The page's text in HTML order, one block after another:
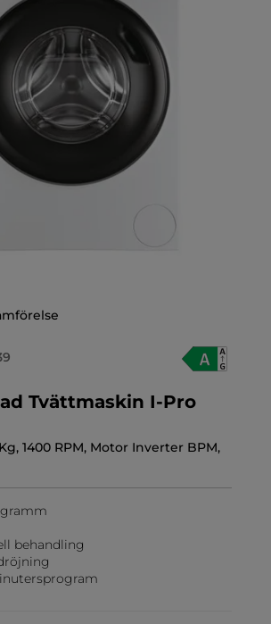
Tvättmaskin I-Pro
1400 RPM, Motor Inverter BPM,
behandling